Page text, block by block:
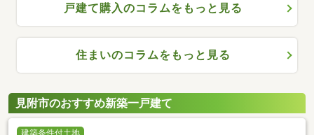
戸建て購入のコラムをもっと見る
住まいのコラムをもっと見る
見附市のおすすめ新築一戸建て
建築条件付土地